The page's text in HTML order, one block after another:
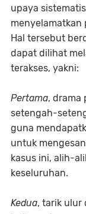
upaya
menyelamatkan
Hal tersebut
dapat dilihat
terakses, yakni:
Pertama, drama
setengah-
guna
untuk
kasus ini, alih-
keseluruhan.
Kedua, tarik ulur